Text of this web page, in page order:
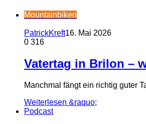
Mountainbiken
PatrickKreft16. Mai 2026
0 316
Vatertag in Brilon –
Manchmal fängt ein richtig guter
Weiterlesen &raquo;
Podcast